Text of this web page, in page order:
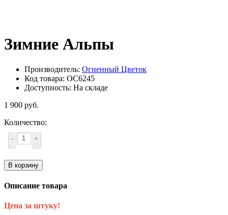
Зимние Альпы
Производитель: Огненный Цветок
Код товара: ОС6245
Доступность: На складе
1 900 руб.
Количество:
- +
В корзину
Описание товара
Цена за штуку!